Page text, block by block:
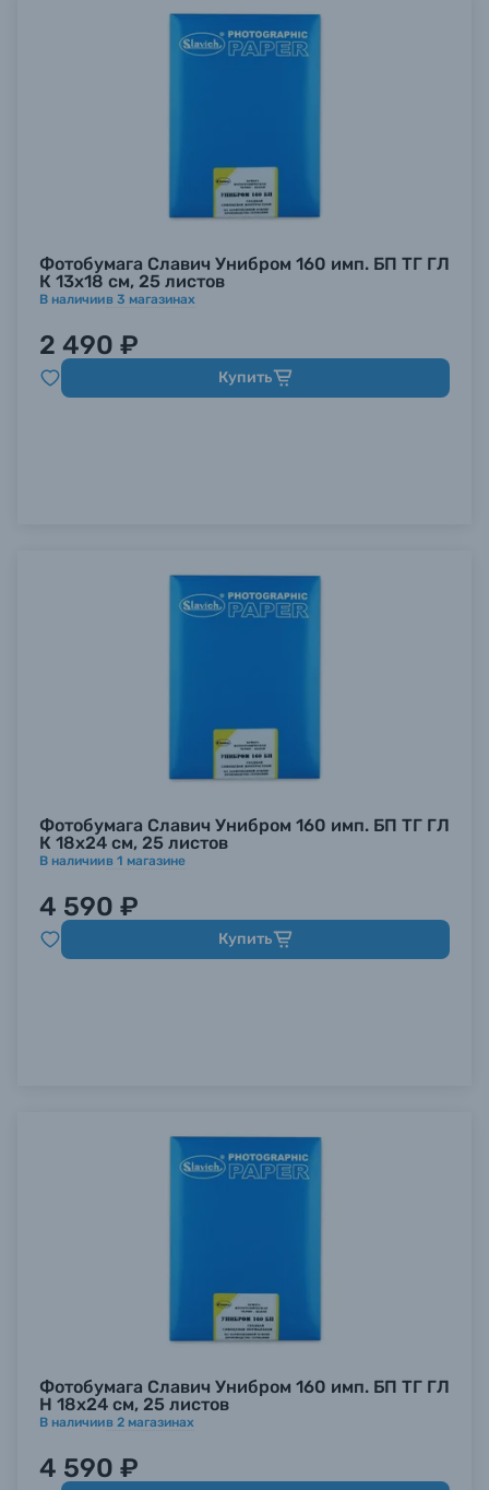
Фотобумага Славич Унибром 160 имп. БП ТГ ГЛ
К 13х18 см, 25 листов
В наличиив 3 магазинах
2 490 ₽
Купить
Фотобумага Славич Унибром 160 имп. БП ТГ ГЛ
К 18х24 см, 25 листов
В наличиив 1 магазине
4 590 ₽
Купить
Фотобумага Славич Унибром 160 имп. БП ТГ ГЛ
Н 18х24 см, 25 листов
В наличиив 2 магазинах
4 590 ₽